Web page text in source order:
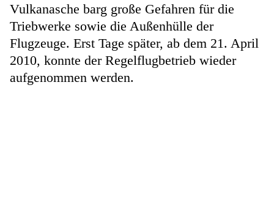
Vulkanasche barg große Gefahren für die
Triebwerke sowie die Außenhülle der
Flugzeuge. Erst Tage später, ab dem 21. April
2010, konnte der Regelflugbetrieb wieder
aufgenommen werden.